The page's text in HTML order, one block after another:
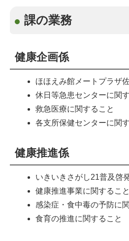
課の業務
健康企画係
ほほえみ館メートプラザ
休日等急患センターに関
救急医療に関すること
各支所保健センターに関
健康推進係
いきいきさがし21普及啓
健康推進事業に関すること
感染症・食中毒の予防に
食育の推進に関すること